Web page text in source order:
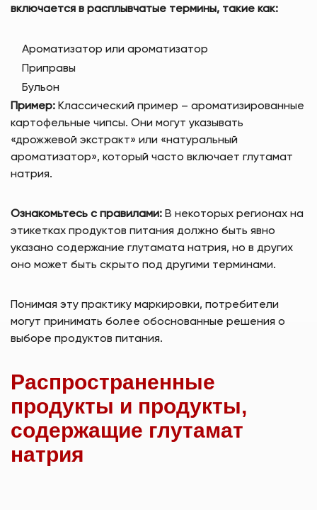
включается в расплывчатые термины, такие как:
Ароматизатор или ароматизатор
Приправы
Бульон
Пример: Классический пример – ароматизированные
картофельные чипсы. Они могут указывать
«дрожжевой экстракт» или «натуральный
ароматизатор», который часто включает глутамат
натрия.
Ознакомьтесь с правилами: В некоторых регионах на
этикетках продуктов питания должно быть явно
указано содержание глутамата натрия, но в других
оно может быть скрыто под другими терминами.
Понимая эту практику маркировки, потребители
могут принимать более обоснованные решения о
выборе продуктов питания.
Распространенные
продукты и продукты,
содержащие глутамат
натрия